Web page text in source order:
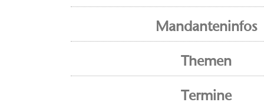
Mandanteninfos
Themen
Termine